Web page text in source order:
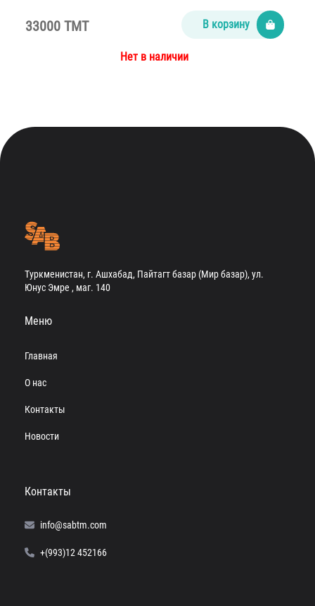
33000 TMT В корзину
Нет в наличии
Туркменистан, г. Ашхабад, Пайтагт базар (Мир базар), ул.
Юнус Эмре , маг. 140
Меню
Главная
О нас
Контакты
Новости
Контакты
info@sabtm.com
+(993)12 452166